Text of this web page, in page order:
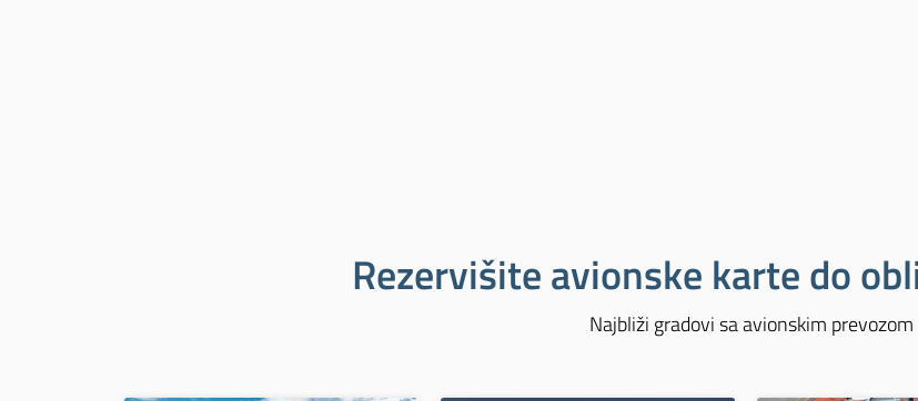
Rezervišite avionske karte do
Najbliži gradovi sa avionskim prevozom